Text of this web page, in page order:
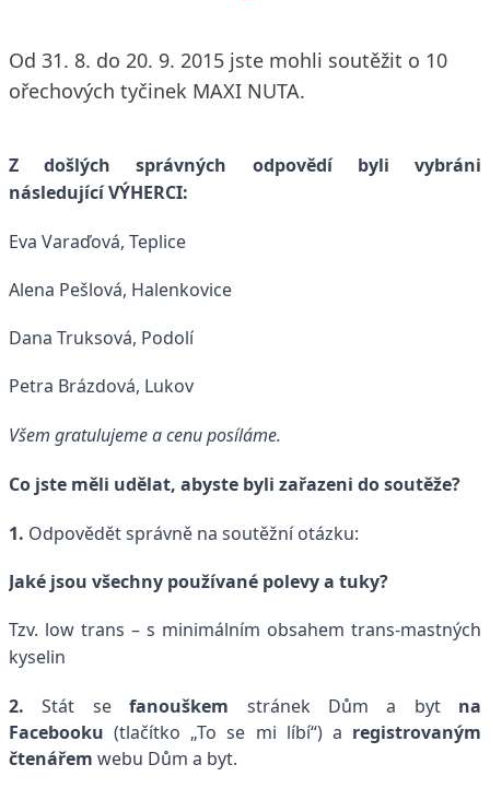
Od 31. 8. do 20. 9. 2015 jste mohli soutěžit o 10
ořechových tyčinek MAXI NUTA.
Z došlých správných odpovědí byli vybráni
následujícíVÝHERCI:
Eva Varaďová, Teplice
Alena Pešlová, Halenkovice
Dana Truksová, Podolí
Petra Brázdová, Lukov
Všem gratulujeme a cenu posíláme.
Co jste měli udělat, abyste byli zařazeni do soutěže?
1. Odpovědět správně na soutěžní otázku:
Jaké jsou všechny používané polevy a tuky?
Tzv. low trans – s minimálním obsahem trans-mastných
kyselin
2. Stát sefanouškem stránek Dům a byt na
Facebooku (tlačítko „To se mi líbí“) a registrovaným
čtenářem webu Dům a byt.